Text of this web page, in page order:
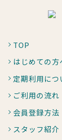
TOP
はじめての方
定期利用につ
ご利用の流れ
会員登録方法
スタッフ紹介